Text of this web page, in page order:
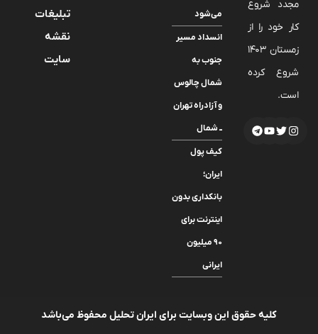
مجدد شروع
کار خود را از
زمستان 1403
شروع کرده
است.
می‌شود
انسداد مسیر
جنوب به
شمال چالوس
و آزادراه تهران
ــ شمال
کیف پول
ایران؛
بانکداری بدون
اینترنت برای
۹۰ میلیون
ایرانی
تبلیغات
نقشه
سایت
کلیه حقوق این وبسایت برای ایران تحلیل محفوظ می‌باشد